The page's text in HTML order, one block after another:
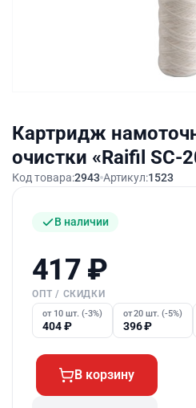
Картридж
очистки «Raifil SC-
Код товара:2943 Артикул:1523
В наличии
417 ₽
ОПТ / СКИДКИ
от 10 шт. (-3%)
404₽
от 20 шт. (-5%)
396₽
В корзину